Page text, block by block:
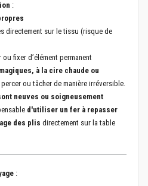
:
directement sur le tissu (risque de
fixer d’élément permanent
à la cire chaude ou
ou tâcher de manière irréversible.
neuves ou soigneusement
d'utiliser un fer à repasser
des plis directement sur la table
: